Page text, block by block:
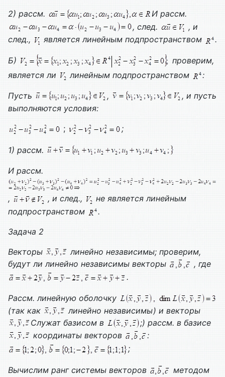
2) рассм.
И рассм.
, след.
, и
след.,
является линейным подпространством .
Б)
проверим,
является ли
линейным подпространством :
Пусть ,
, и пусть
выполняются условия:
;
;
1) рассм.
И рассм.
, , и след.,
не является линейным
подпространством
.
Задача 2
Векторы
линейно независимы; проверим,
будут ли линейно независимы векторы
, где
.
Рассм. линейную оболочку
(так как
линейно независимы) и векторы
Служат базисом в
;) рассм. в базисе
координаты векторов
:
;
Вычислим ранг системы векторов
методом